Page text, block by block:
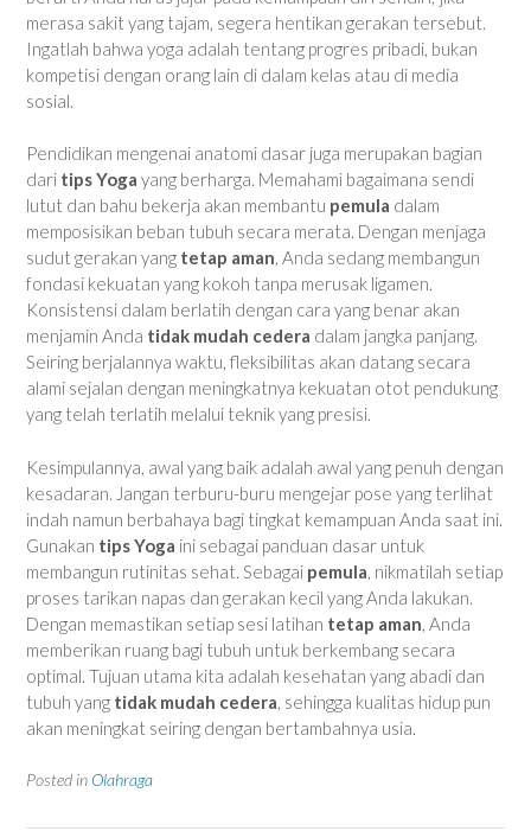
merasa sakit yang tajam, segera hentikan gerakan tersebut.
Ingatlah bahwa yoga adalah tentang progres pribadi, bukan
kompetisi dengan orang lain di dalam kelas atau di media
sosial.
Pendidikan mengenai anatomi dasar juga merupakan bagian
dari tips Yoga yang berharga. Memahami bagaimana sendi
lutut dan bahu bekerja akan membantu pemula dalam
memposisikan beban tubuh secara merata. Dengan menjaga
sudut gerakan yang tetap aman, Anda sedang membangun
fondasi kekuatan yang kokoh tanpa merusak ligamen.
Konsistensi dalam berlatih dengan cara yang benar akan
menjamin Anda tidak mudah cedera dalam jangka panjang.
Seiring berjalannya waktu, fleksibilitas akan datang secara
alami sejalan dengan meningkatnya kekuatan otot pendukung
yang telah terlatih melalui teknik yang presisi.
Kesimpulannya, awal yang baik adalah awal yang penuh dengan
kesadaran. Jangan terburu-buru mengejar pose yang terlihat
indah namun berbahaya bagi tingkat kemampuan Anda saat ini.
Gunakan tips Yoga ini sebagai panduan dasar untuk
membangun rutinitas sehat. Sebagai pemula , nikmatilah setiap
proses tarikan napas dan gerakan kecil yang Anda lakukan.
Dengan memastikan setiap sesi latihan tetap aman , Anda
memberikan ruang bagi tubuh untuk berkembang secara
optimal. Tujuan utama kita adalah kesehatan yang abadi dan
tubuh yang tidak mudah cedera , sehingga kualitas hidup pun
akan meningkat seiring dengan bertambahnya usia.
Posted in Olahraga